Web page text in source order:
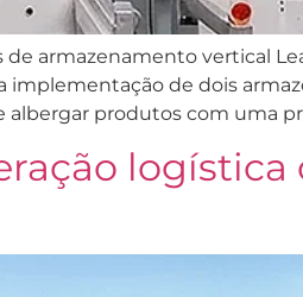
armazenamento vertical
implementação de dois
produtos com uma